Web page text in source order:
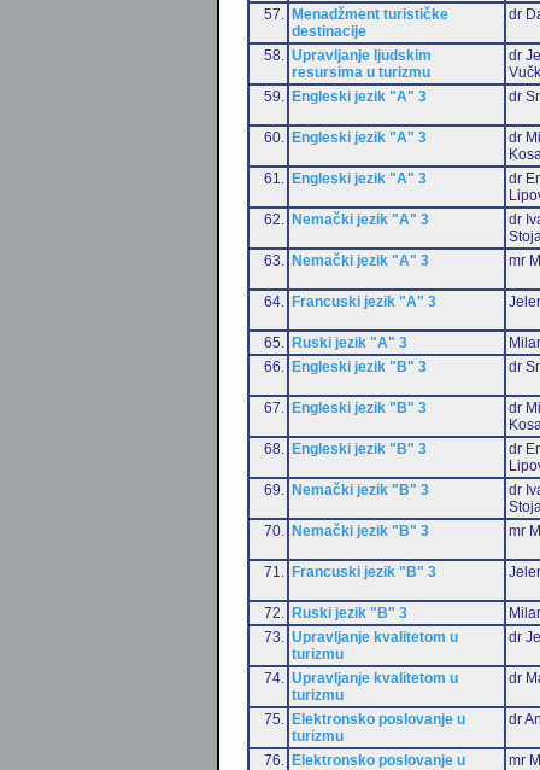
57.
Menadžment turističke
destinacije
dr
58.
Upravljanje ljudskim
resursima u turizmu
dr
59.
Engleski jezik "A" 3 dr
60. Engleski jezik "A" 3
dr
61.
Engleski jezik "A" 3
dr
62.
Nemački jezik "A" 3
dr
63.
Nemački jezik "A" 3 mr
64. Francuski jezik "A" 3
65. Ruski jezik "A" 3
66.
Engleski jezik "B" 3 dr
67. Engleski jezik "B" 3
dr
68.
Engleski jezik "B" 3
dr
69.
Nemački jezik "B" 3
dr
70.
Nemački jezik "B" 3 mr
71. Francuski jezik "B" 3
72. Ruski jezik "B" 3
73.
Upravljanje kvalitetom u
turizmu
dr
74.
Upravljanje kvalitetom u
turizmu
dr
75.
Elektronsko poslovanje u
turizmu
dr
76.
Elektronsko poslovanje u
mr